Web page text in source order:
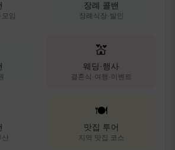
모임
장례 콜밴
장례식장·발인
💒
웨딩·행사
결혼식·여행·이벤트
산
🍽️
맛집 투어
지역 맛집 코스